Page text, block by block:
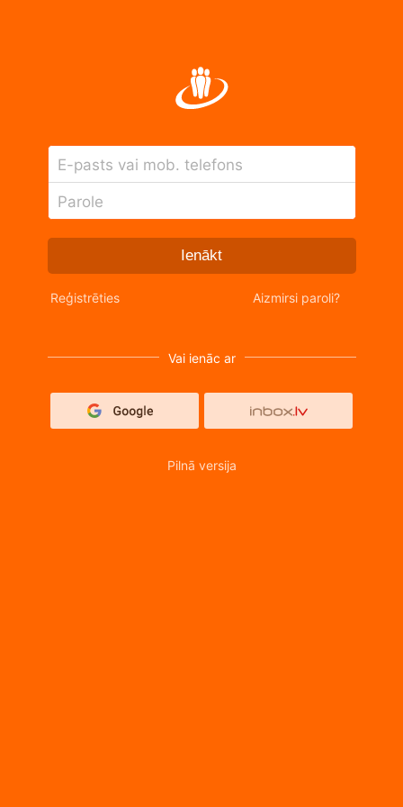
E-pasts vai mob. telefons
Parole
Ienākt
Reģistrēties Aizmirsi paroli?
Vai ienāc ar
Pilnā versija